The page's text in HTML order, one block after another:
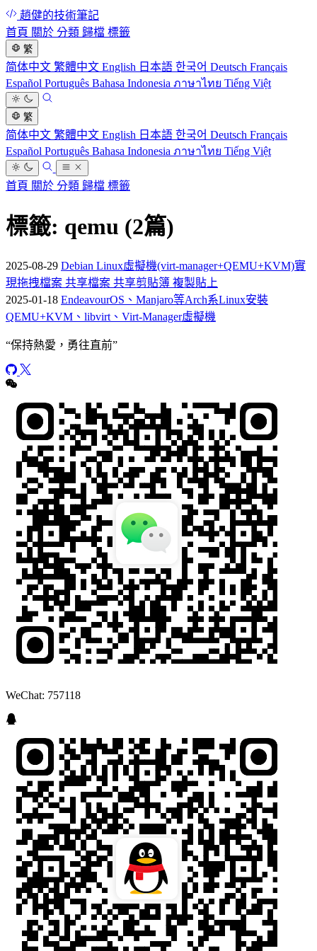
趙健的技術筆記
首頁 關於 分類 歸檔 標籤
繁
简体中文 繁體中文 English 日本語 한국어 Deutsch Français
Español Português Bahasa Indonesia ภาษาไทย Tiếng Việt
繁
简体中文 繁體中文 English 日本語 한국어 Deutsch Français
Español Português Bahasa Indonesia ภาษาไทย Tiếng Việt
首頁 關於 分類 歸檔 標籤
標籤: qemu (2篇)
2025-08-29 Debian Linux虛擬機(virt-manager+QEMU+KVM)實
現拖拽檔案 共享檔案 共享剪貼簿 複製貼上
2025-01-18 EndeavourOS、Manjaro等Arch系Linux安裝
QEMU+KVM、libvirt、Virt-Manager虛擬機
“保持熱愛，勇往直前”
WeChat: 757118